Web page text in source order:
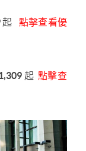
起
點擊查看優
起 點擊查